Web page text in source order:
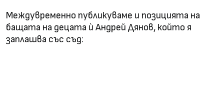
Междувременно публикуваме и позицията на
бащата на децата ѝ Андрей Дянов, който я
заплашва със съд: